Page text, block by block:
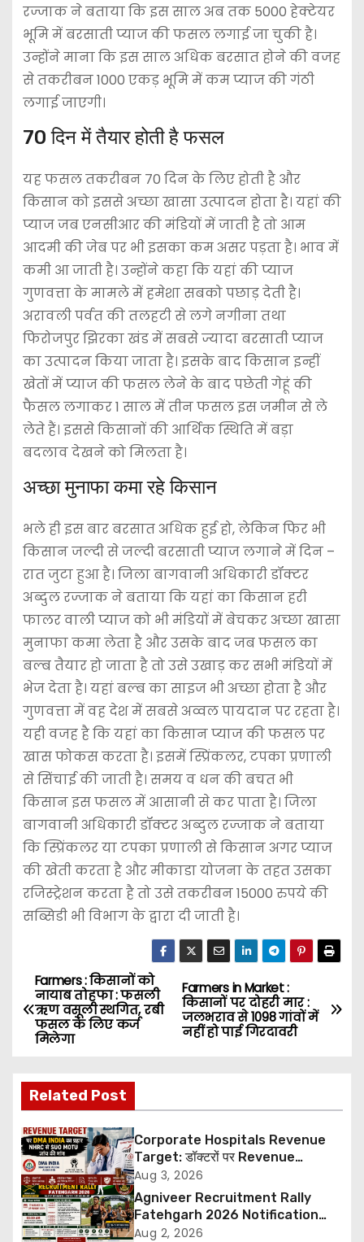
रज्जाक ने बताया कि इस साल अब तक 5000 हेक्टेयर
भूमि में बरसाती प्याज की फसल लगाई जा चुकी है।
उन्होंने माना कि इस साल अधिक बरसात होने की वजह
से तकरीबन 1000 एकड़ भूमि में कम प्याज की गंठी
लगाई जाएगी।
70 दिन में तैयार होती है फसल
यह फसल तकरीबन 70 दिन के लिए होती है और
किसान को इससे अच्छा खासा उत्पादन होता है। यहां की
प्याज जब एनसीआर की मंडियों में जाती है तो आम
आदमी की जेब पर भी इसका कम असर पड़ता है। भाव में
कमी आ जाती है। उन्होंने कहा कि यहां की प्याज
गुणवत्ता के मामले में हमेशा सबको पछाड़ देती है।
अरावली पर्वत की तलहटी से लगे नगीना तथा
फिरोजपुर झिरका खंड में सबसे ज्यादा बरसाती प्याज
का उत्पादन किया जाता है। इसके बाद किसान इन्हीं
खेतों में प्याज की फसल लेने के बाद पछेती गेहूं की
फैसल लगाकर 1 साल में तीन फसल इस जमीन से ले
लेते हैं। इससे किसानों की आर्थिक स्थिति में बड़ा
बदलाव देखने को मिलता है।
अच्छा मुनाफा कमा रहे किसान
भले ही इस बार बरसात अधिक हुई हो, लेकिन फिर भी
किसान जल्दी से जल्दी बरसाती प्याज लगाने में दिन –
रात जुटा हुआ है। जिला बागवानी अधिकारी डॉक्टर
अब्दुल रज्जाक ने बताया कि यहां का किसान हरी
फालर वाली प्याज को भी मंडियों में बेचकर अच्छा खासा
मुनाफा कमा लेता है और उसके बाद जब फसल का
बल्ब तैयार हो जाता है तो उसे उखाड़ कर सभी मंडियों में
भेज देता है। यहां बल्ब का साइज भी अच्छा होता है और
गुणवत्ता में वह देश में सबसे अव्वल पायदान पर रहता है।
यही वजह है कि यहां का किसान प्याज की फसल पर
खास फोकस करता है। इसमें स्प्रिंकलर, टपका प्रणाली
से सिंचाई की जाती है। समय व धन की बचत भी
किसान इस फसल में आसानी से कर पाता है। जिला
बागवानी अधिकारी डॉक्टर अब्दुल रज्जाक ने बताया
कि स्प्रिंकलर या टपका प्रणाली से किसान अगर प्याज
की खेती करता है और मीकाडा योजना के तहत उसका
रजिस्ट्रेशन करता है तो उसे तकरीबन 15000 रुपये की
सब्सिडी भी विभाग के द्वारा दी जाती है।
P
o
t
n
a
v
i
Farmers in Market :
किसानों पर दोहरी मार :
जलभराव से 1098 गांवों में
नहीं हो पाई गिरदावरी
Farmers : किसानों को
नायाब तोहफा : फसली
ऋण वसूली स्थगित, रबी
फसल के लिए कर्ज
मिलेगा
Related Post
Corporate Hospitals Revenue
Target: डॉक्टरों पर Revenue
Targets थोपने के खिलाफ DMA India
का बड़ा कदम, NHRC से Suo Motu जांच
की मांग
Aug 3, 2026
Agniveer Recruitment Rally
Fatehgarh 2026 Notification
Out – Rajput Regimental Centre
Aug 2, 2026